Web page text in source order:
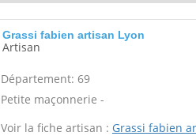
Grassi fabien artisan Lyon
Artisan
Département: 69
Petite maçonnerie -
Voir la fiche artisan : Grassi fabien